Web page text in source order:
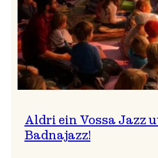
Aldri ein Vossa Jazz
Badnajazz!